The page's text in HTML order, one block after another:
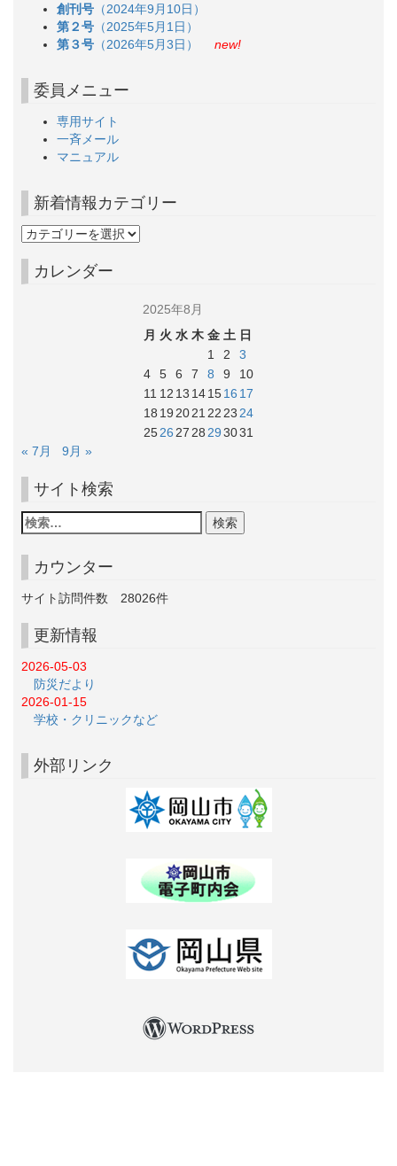
創刊号 （2024年9月10日）
第２号 （2025年5月1日）
第３号 （2026年5月3日） new!
委員メニュー
専用サイト
一斉メール
マニュアル
新着情報カテゴリー
カレンダー
2025年8月
月 火 水 木 金 土 日
1
2
3
4
5 6 7 8 9
10
11 12 13 141516 17
18 192021222324
25262728293031
« 7月
9月 »
サイト検索
カウンター
サイト訪問件数 28026件
更新情報
2026-05-03
防災だより
2026-01-15
学校・クリニックなど
外部リンク